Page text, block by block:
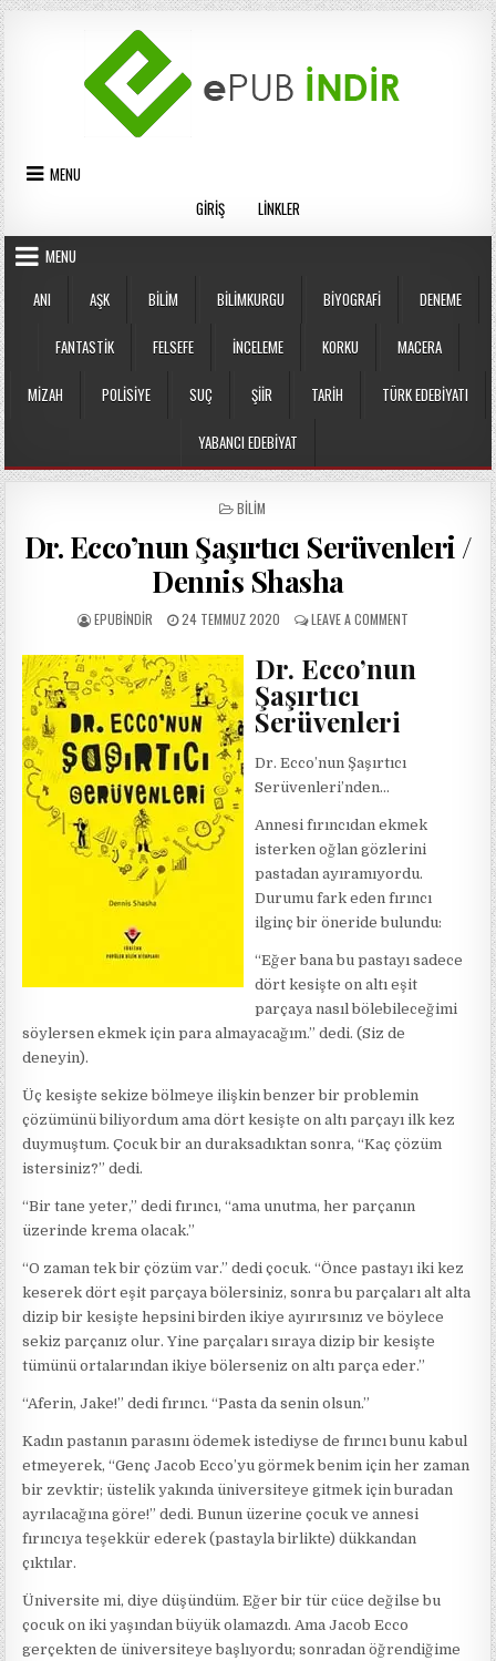
Skip
to
content
MENU
GIRIŞ
LINKLER
MENU
ANI
AŞK BILIM BILIMKURGU BIYOGRAFI DENEME
FANTASTIK FELSEFE İNCELEME KORKU MACERA
MIZAH POLISIYE SUÇ ŞIIR TARIH TÜRK EDEBIYATI
YABANCI EDEBIYAT
POSTED
BILIM
Dr. Ecco’nun Şaşırtıcı Serüvenleri /
Dennis Shasha
AUTHOR:
EPUBINDIR
PUBLISHED
24 TEMMUZ 2020 LEAVE A COMMENTON
ŞAŞIRTICI
Dr. Ecco’nun
Şaşırtıcı
Serüvenleri
Dr. Ecco’nun Şaşırtıcı
Serüvenleri’nden…
Annesi fırıncıdan ekmek
isterken oğlan gözlerini
pastadan ayıramıyordu.
Durumu fark eden fırıncı
ilginç bir öneride bulundu:
“Eğer bana bu pastayı sadece
dört kesişte on altı eşit
parçaya nasıl bölebileceğimi
söylersen ekmek için para almayacağım.” dedi. (Siz de
deneyin).
Üç kesişte sekize bölmeye ilişkin benzer bir problemin
çözümünü biliyordum ama dört kesişte on altı parçayı ilk kez
duymuştum. Çocuk bir an duraksadıktan sonra, “Kaç çözüm
istersiniz?” dedi.
“Bir tane yeter,” dedi fırıncı, “ama unutma, her parçanın
üzerinde krema olacak.”
“O zaman tek bir çözüm var.” dedi çocuk. “Önce pastayı iki kez
keserek dört eşit parçaya bölersiniz, sonra bu parçaları alt alta
dizip bir kesişte hepsini birden ikiye ayırırsınız ve böylece
sekiz parçanız olur. Yine parçaları sıraya dizip bir kesişte
tümünü ortalarından ikiye bölerseniz on altı parça eder.”
“Aferin, Jake!” dedi fırıncı. “Pasta da senin olsun.”
Kadın pastanın parasını ödemek istediyse de fırıncı bunu kabul
etmeyerek, “Genç Jacob Ecco’yu görmek benim için her zaman
bir zevktir; üstelik yakında üniversiteye gitmek için buradan
ayrılacağına göre!” dedi. Bunun üzerine çocuk ve annesi
fırıncıya teşekkür ederek (pastayla birlikte) dükkandan
çıktılar.
Üniversite mi, diye düşündüm. Eğer bir tür cüce değilse bu
çocuk on iki yaşından büyük olamazdı. Ama Jacob Ecco
gerçekten de üniversiteye başlıyordu; sonradan öğrendiğime